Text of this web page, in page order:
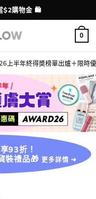
配送港澳
、信用卡付款
0
上半年終得奬榜單出爐＋限時
93折！
裝禮品🎁 更多詳情 ➜